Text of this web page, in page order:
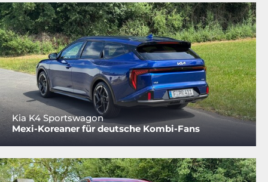
Kia K4 Sportswagon
Mexi-Koreaner für deutsche Kombi-Fans